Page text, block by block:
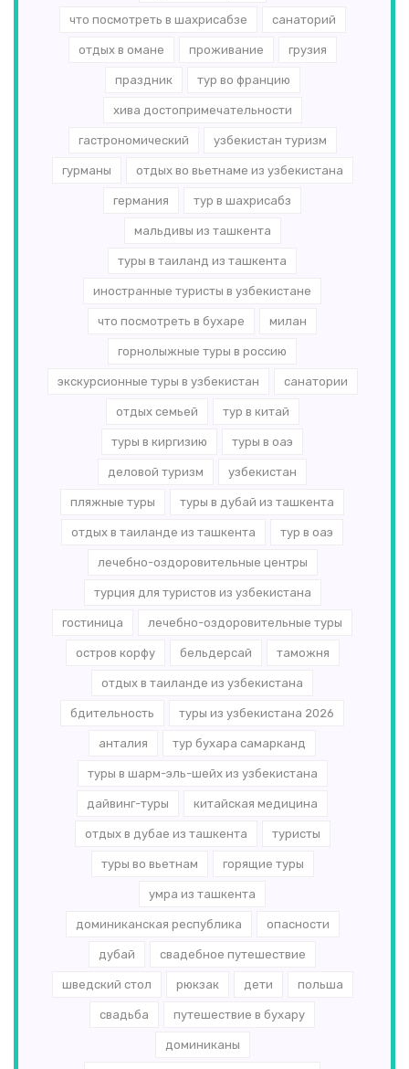
что посмотреть в шахрисабзе санаторий
отдых в омане проживание грузия
праздник тур во францию
хива достопримечательности
гастрономический узбекистан туризм
гурманы отдых во вьетнаме из узбекистана
германия тур в шахрисабз
мальдивы из ташкента
туры в таиланд из ташкента
иностранные туристы в узбекистане
что посмотреть в бухаре милан
горнолыжные туры в россию
экскурсионные туры в узбекистан санатории
отдых семьей тур в китай
туры в киргизию туры в оаэ
деловой туризм узбекистан
пляжные туры туры в дубай из ташкента
отдых в таиланде из ташкента тур в оаэ
лечебно-оздоровительные центры
турция для туристов из узбекистана
гостиница лечебно-оздоровительные туры
остров корфу бельдерсай таможня
отдых в таиланде из узбекистана
бдительность туры из узбекистана 2026
анталия тур бухара самарканд
туры в шарм-эль-шейх из узбекистана
дайвинг-туры китайская медицина
отдых в дубае из ташкента туристы
туры во вьетнам горящие туры
умра из ташкента
доминиканская республика опасности
дубай свадебное путешествие
шведский стол рюкзак дети польша
свадьба путешествие в бухару
доминиканы